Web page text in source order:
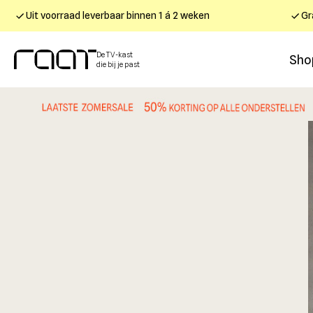
Uit voorraad leverbaar binnen 1 á 2 weken
De TV-kast
die bij je past